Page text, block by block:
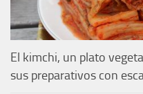
El kimchi, un plato
sus preparativos con